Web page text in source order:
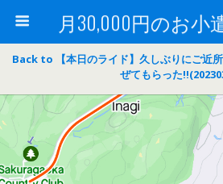
Back to 【本日のライド】久しぶりにご近
ぜてもらった